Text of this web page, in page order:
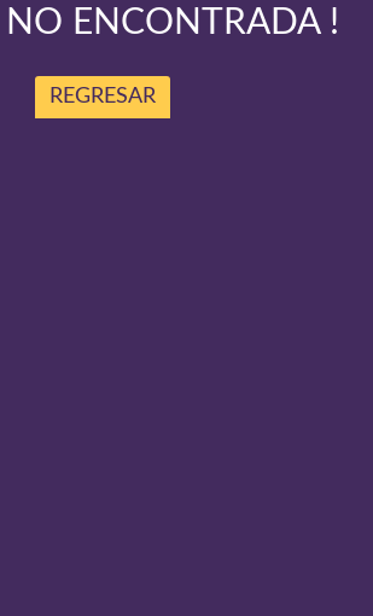
NO ENCONTRADA !
REGRESAR